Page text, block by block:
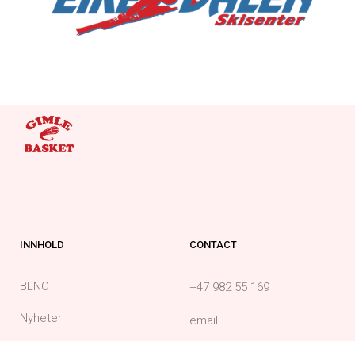
INNHOLD
BLNO
Nyheter
CONTACT
+47 982 55 169
email